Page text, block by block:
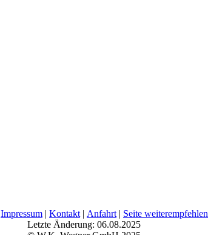
Impressum | Kontakt | Anfahrt | Seite weiterempfehlen
Letzte Änderung: 06.08.2025